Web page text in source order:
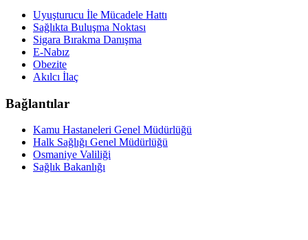
Uyuşturucu İle Mücadele Hattı
Sağlıkta Buluşma Noktası
Sigara Bırakma Danışma
E-Nabız
Obezite
Akılcı İlaç
Bağlantılar
Kamu Hastaneleri Genel Müdürlüğü
Halk Sağlığı Genel Müdürlüğü
Osmaniye Valiliği
Sağlık Bakanlığı